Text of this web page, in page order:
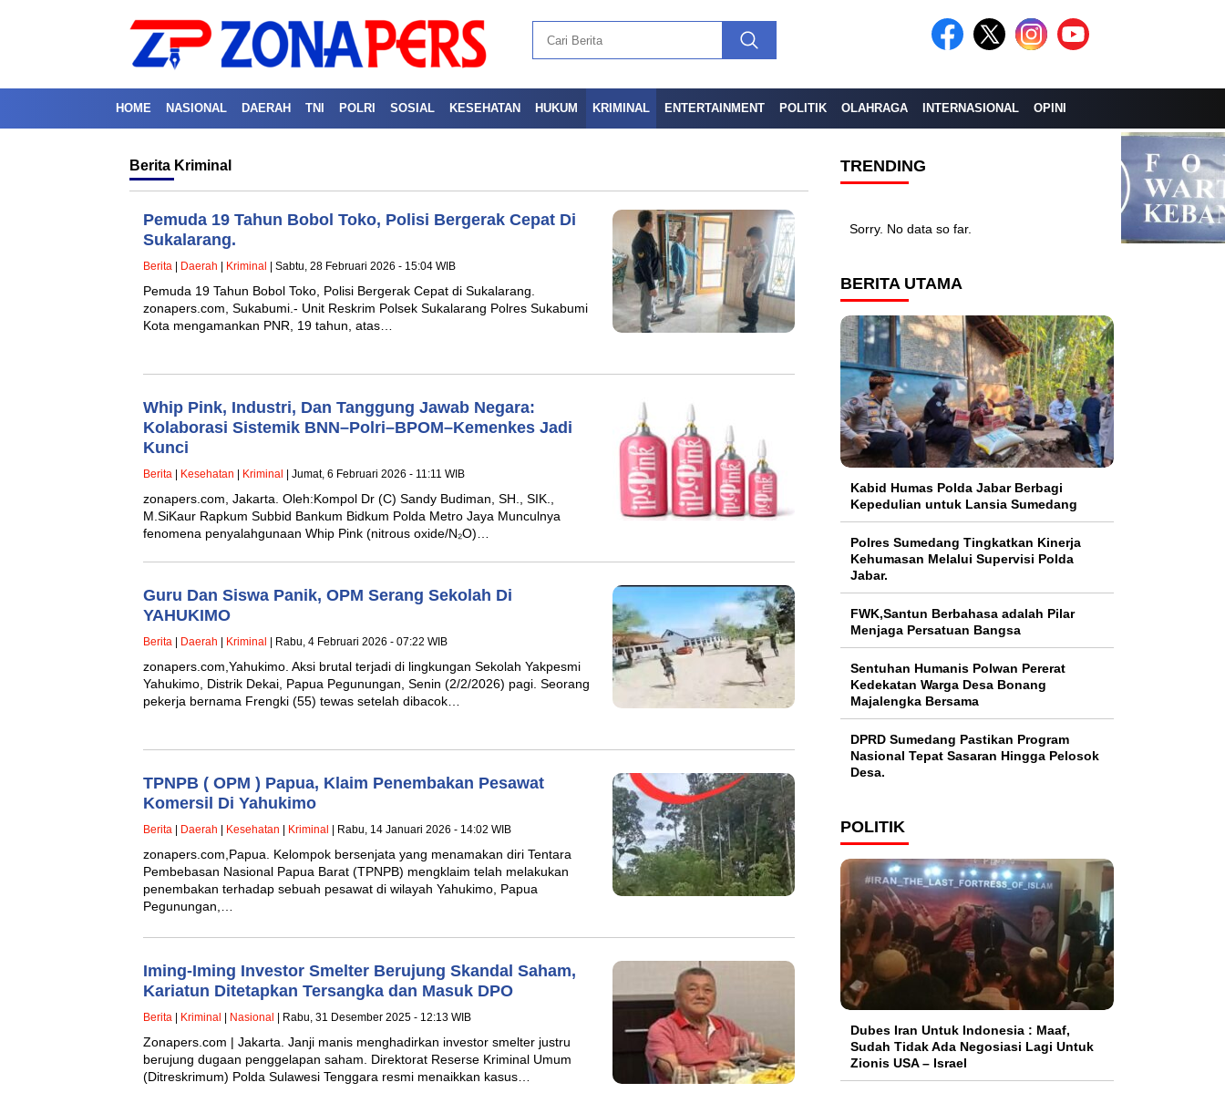
HOME NASIONAL DAERAH TNI POLRI SOSIAL KESEHATAN HUKUM KRIMINAL ENTERTAINMENT POLITIK OLAHRAGA INTERNASIONAL OPINI
Berita Kriminal
Pemuda 19 Tahun Bobol Toko, Polisi Bergerak Cepat Di
Sukalarang.
Berita Daerah Kriminal | Sabtu, 28 Februari 2026 - 15:04 WIB
Pemuda 19 Tahun Bobol Toko, Polisi Bergerak Cepat di Sukalarang.
zonapers.com, Sukabumi.- Unit Reskrim Polsek Sukalarang Polres Sukabumi
Kota mengamankan PNR, 19 tahun, atas…
Whip Pink, Industri, Dan Tanggung Jawab Negara:
Kolaborasi Sistemik BNN–Polri–BPOM–Kemenkes Jadi
Kunci
Berita Kesehatan Kriminal | Jumat, 6 Februari 2026 - 11:11 WIB
zonapers.com, Jakarta. Oleh:Kompol Dr (C) Sandy Budiman, SH., SIK.,
M.SiKaur Rapkum Subbid Bankum Bidkum Polda Metro Jaya Munculnya
fenomena penyalahgunaan Whip Pink (nitrous oxide/N₂O)…
Guru Dan Siswa Panik, OPM Serang Sekolah Di
YAHUKIMO
Berita Daerah Kriminal | Rabu, 4 Februari 2026 - 07:22 WIB
zonapers.com,Yahukimo. Aksi brutal terjadi di lingkungan Sekolah Yakpesmi
Yahukimo, Distrik Dekai, Papua Pegunungan, Senin (2/2/2026) pagi. Seorang
pekerja bernama Frengki (55) tewas setelah dibacok…
TPNPB ( OPM ) Papua, Klaim Penembakan Pesawat
Komersil Di Yahukimo
Berita Daerah Kesehatan Kriminal | Rabu, 14 Januari 2026 - 14:02 WIB
zonapers.com,Papua. Kelompok bersenjata yang menamakan diri Tentara
Pembebasan Nasional Papua Barat (TPNPB) mengklaim telah melakukan
penembakan terhadap sebuah pesawat di wilayah Yahukimo, Papua
Pegunungan,…
Iming-Iming Investor Smelter Berujung Skandal Saham,
Kariatun Ditetapkan Tersangka dan Masuk DPO
Berita Kriminal Nasional | Rabu, 31 Desember 2025 - 12:13 WIB
Zonapers.com | Jakarta. Janji manis menghadirkan investor smelter justru
berujung dugaan penggelapan saham. Direktorat Reserse Kriminal Umum
(Ditreskrimum) Polda Sulawesi Tenggara resmi menaikkan kasus…
TRENDING
Sorry. No data so far.
BERITA UTAMA
Kabid Humas Polda Jabar Berbagi
Kepedulian untuk Lansia Sumedang
Polres Sumedang Tingkatkan Kinerja
Kehumasan Melalui Supervisi Polda
Jabar.
FWK,Santun Berbahasa adalah Pilar
Menjaga Persatuan Bangsa
Sentuhan Humanis Polwan Pererat
Kedekatan Warga Desa Bonang
Majalengka Bersama
DPRD Sumedang Pastikan Program
Nasional Tepat Sasaran Hingga Pelosok
Desa.
POLITIK
Dubes Iran Untuk Indonesia : Maaf,
Sudah Tidak Ada Negosiasi Lagi Untuk
Zionis USA – Israel